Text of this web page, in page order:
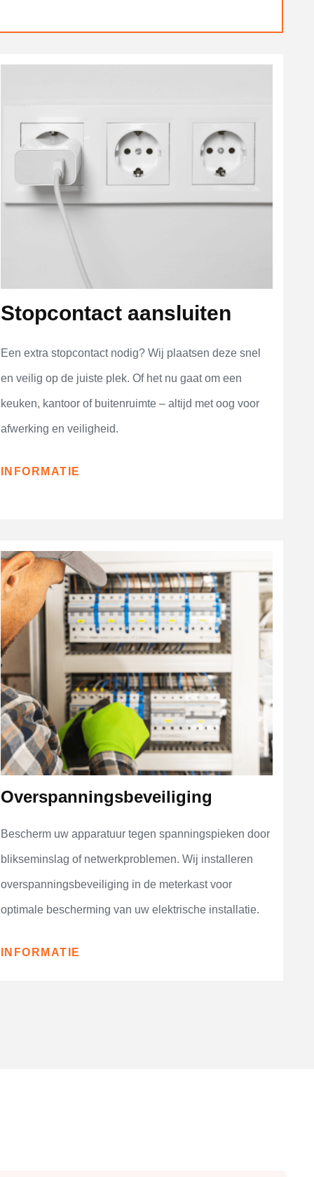
Stopcontact aansluiten
Een extra stopcontact nodig? Wij plaatsen deze snel
en veilig op de juiste plek. Of het nu gaat om een
keuken, kantoor of buitenruimte – altijd met oog voor
afwerking en veiligheid.
INFORMATIE
Overspanningsbeveiliging
Bescherm uw apparatuur tegen spanningspieken door
blikseminslag of netwerkproblemen. Wij installeren
overspanningsbeveiliging in de meterkast voor
optimale bescherming van uw elektrische installatie.
INFORMATIE